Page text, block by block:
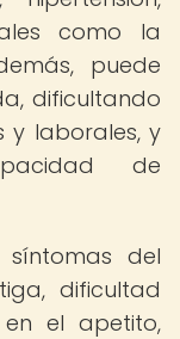
como la
puede
dificultando
y laborales, y
de
síntomas del
dificultad
el apetito,